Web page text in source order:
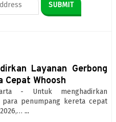
Layanan Gerbong
Cepat Whoosh
- Untuk menghadirkan
para penumpang kereta cepat
...